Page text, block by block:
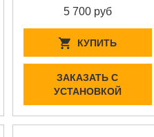
5 700 руб
КУПИТЬ
ЗАКАЗАТЬ С
УСТАНОВКОЙ